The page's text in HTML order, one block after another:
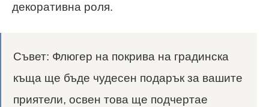
декоративна роля.
Съвет: Флюгер на покрива на градинска
къща ще бъде чудесен подарък за вашите
приятели, освен това ще подчертае